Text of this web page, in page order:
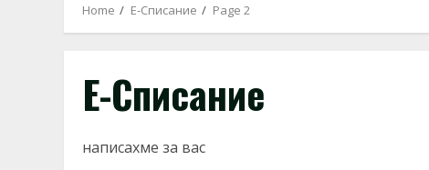
Home Е-Списание Page 2
Е-Списание
написахме за вас